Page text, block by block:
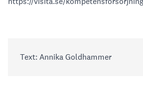
Text: Annika Goldhammer